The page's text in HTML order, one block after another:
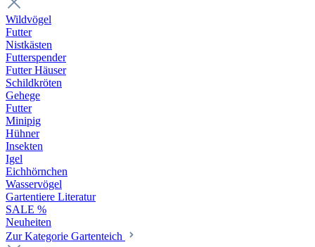
Wildvögel
Futter
Nistkästen
Futterspender
Futter Häuser
Schildkröten
Gehege
Futter
Minipig
Hühner
Insekten
Igel
Eichhörnchen
Wasservögel
Gartentiere Literatur
SALE %
Neuheiten
Zur Kategorie Gartenteich